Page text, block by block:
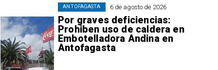
6 de agosto de 2026
Por graves deficiencias:
Prohiben uso de caldera en
Embotelladora Andina en
Antofagasta
ANTOFAGASTA